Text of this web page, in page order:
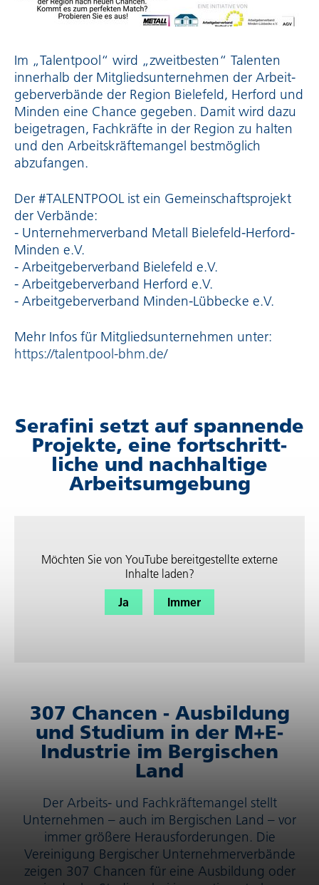
Im „Talentpool“ wird „zweitbesten“ Talenten
innerhalb der Mitglieds­un­ter­nehmen der Arbeit­
ge­ber­ver­bände der Region Bielefeld, Herford und
Minden eine Chance gegeben. Damit wird dazu
beigetragen, Fachkräfte in der Region zu halten
und den Arbeits­kräf­te­mangel bestmöglich
abzufangen.
Der #TALENTPOOL ist ein Gemein­schafts­pro­jekt
der Verbände:
- Unter­neh­mer­ver­band Metall Bielefeld-Herford-
Minden e.V.
- Arbeit­ge­ber­ver­band Bielefeld e.V.
- Arbeit­ge­ber­ver­band Herford e.V.
- Arbeit­ge­ber­ver­band Minden-Lübbecke e.V.
Mehr Infos für Mitglieds­un­ter­nehmen unter:
https://talentpool-bhm.de/
Serafini setzt auf spannende
Projekte, eine fort­schritt­
liche und nach­hal­tige
Arbeits­um­ge­bung
Möchten Sie von YouTube bereit­ge­stellte externe
Inhalte laden?
Ja
Immer
307 Chancen - Ausbil­dung
und Studium in der M+E-
Industrie im Bergi­schen
Land
Der Arbeits- und Fach­kräf­te­mangel stellt
Unternehmen – auch im Bergischen Land – vor
immer größere Heraus­for­de­rungen. Die
Vereinigung Bergischer Unter­neh­mer­ver­bände
zeigen 307 Chancen für eine Ausbildung oder